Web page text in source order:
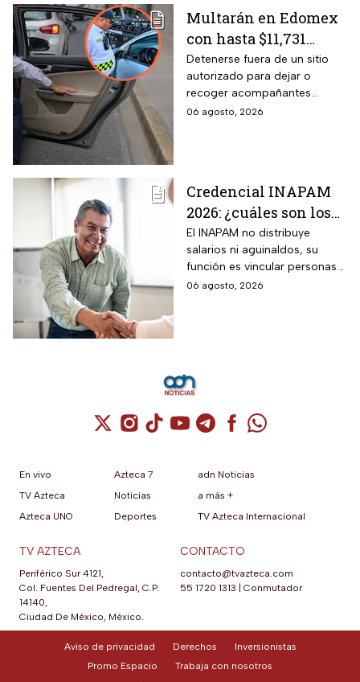
Multarán en Edomex
con hasta $11,731
pesos a todos los
conductores que
realicen esta práctica
tan común para subir
Detenerse fuera de un sitio
autorizado para dejar o
recoger acompañantes
puede salir carísimo en
del Reglamento de Tránsito
estatal mexiquense.
06 agosto, 2026
Credencial INAPAM
2026: ¿cuáles son los
requisitos para
tramitarla gratis y
cómo acceder a un
empleo de $9,582 al
El INAPAM no distribuye
salarios ni aguinaldos, su
función es vincular personas
con ofertas laborales, quienes
06 agosto, 2026
Cuenta de X / Twitter (se abre en una
Cuenta de Instagram (se abre en una
Cuenta de TikTok (se abre en
Cuenta de YouTube (se abre
Cuenta de Telegram (se
Cuenta de
Cuenta de
En vivo
TV Azteca
Azteca UNO
Azteca 7
Noticias
Deportes
adn Noticias
a más +
TV Azteca Internacional
TV AZTECA
Periférico Sur 4121,
Col. Fuentes Del Pedregal, C.P.
14140,
Ciudad De México, México.
CONTACTO
contacto@tvazteca.com
55 1720 1313
Conmutador
Aviso de privacidad Derechos
Inversionistas
Promo Espacio
Trabaja con nosotros